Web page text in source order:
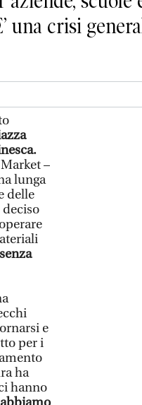
una crisi
–
lunga
delle
e
per i
ha
hanno